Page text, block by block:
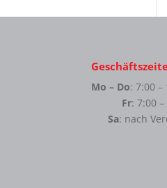
Mo – Do: 7:00 –
Fr: 7:00
Sa: nach